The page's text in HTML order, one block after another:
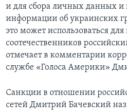
и для сбора личных данных и
информации об украинских
это может использоваться
соотечественников
отмечает в комментарии
службе «Голоса Америки»
Санкции в отношении
сетей Дмитрий Бачевский